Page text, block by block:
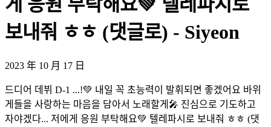
게 응원 부탁해요💚 텔레파시로
보내줘 ㅎㅎ (댓글로) - Siyeon
2023 年 10 月 17 日
드디어 데뷔 D-1 ...!💚 내일 꼭 초능력이 발휘되면 좋겠어요 바위
게들을 사랑하는 마음을 담아서 노래할게🎤 진심으로 기도하고
자야겠다... 저에게 응원 부탁해요💚 텔레파시로 보내줘 ㅎㅎ (댓